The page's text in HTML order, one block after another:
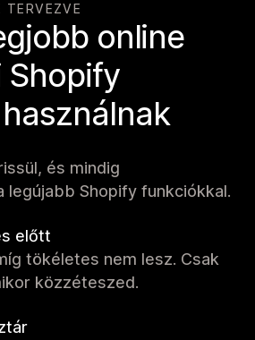
TERVEZVE
online
Shopify
és mindig
legújabb Shopify funkciókkal.
előtt
tökéletes nem lesz. Csak
közzéteszed.